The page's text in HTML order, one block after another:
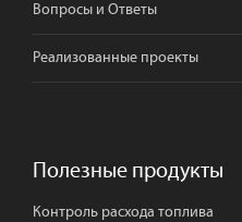
Вопросы и Ответы
Реализованные проекты
Полезные продукты
Контроль расхода топлива